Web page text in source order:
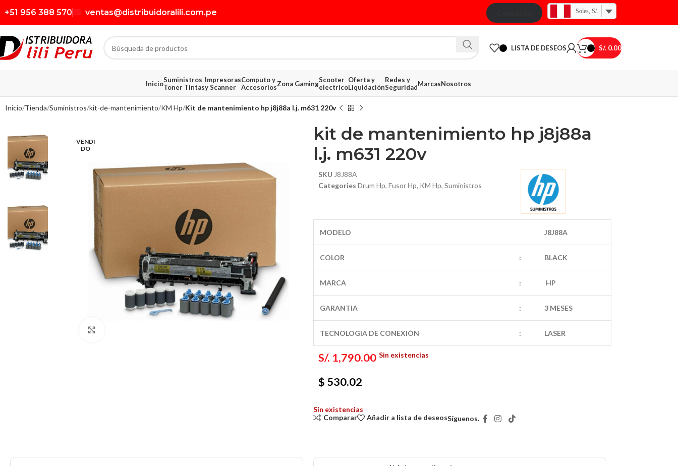
+51 956 388 570 ventas@distribuidoralili.com.pe Soles, S/.
LISTA DE DESEOS S/. 0.00
InicioSuministros
Toner Tintas
Impresoras
y Scanner
Computo y
AccesoriosZona GamingScooter
electrico
Oferta y
Liquidación
Redes y
SeguridadMarcasNosotros
Inicio Tienda Suministros kit-de-mantenimiento KM Hp Kit de mantenimiento hp j8j88a l.j. m631 220v
$ 90.31
$ 481.17
VENDI
DO
kit de mantenimiento hp j8j88a
l.j. m631 220v
SKU J8J88A
Categories Drum Hp, Fusor Hp, KM Hp, Suministros
MODELO J8J88A
COLOR : BLACK
MARCA : HP
GARANTIA : 3 MESES
TECNOLOGIA DE CONEXIÓN : LASER
S/. 1,790.00
$ 530.02
Sin existencias
Sin existencias
Comparar
Añadir a lista de deseosSíguenos.